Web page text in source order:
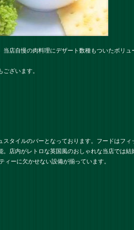
店自慢の肉料理にデザート数種もついたボリ
ざいます。
タイルのバーとなっております。フードはフ
店内がレトロな英国風のおしゃれな当店では
ーに欠かせない設備が揃っています。